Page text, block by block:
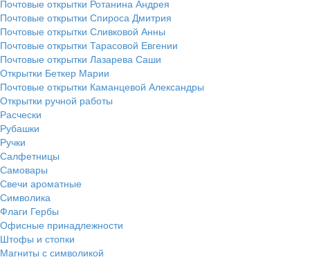
Почтовые открытки Ротанина Андрея
Почтовые открытки Спироса Дмитрия
Почтовые открытки Сливковой Анны
Почтовые открытки Тарасовой Евгении
Почтовые открытки Лазарева Саши
Открытки Беткер Марии
Почтовые открытки Каманцевой Александры
Открытки ручной работы
Расчески
Рубашки
Ручки
Салфетницы
Самовары
Свечи ароматные
Символика
Флаги Гербы
Офисные принадлежности
Штофы и стопки
Магниты с символикой